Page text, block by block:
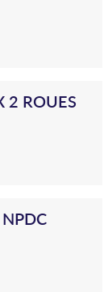
2 ROUES